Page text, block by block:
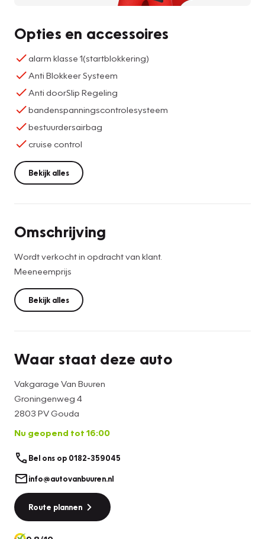
Opties en accessoires
alarm klasse 1(startblokkering)
Anti Blokkeer Systeem
Anti doorSlip Regeling
bandenspanningscontrolesysteem
bestuurdersairbag
cruise control
Bekijk alles
Omschrijving
Wordt verkocht in opdracht van klant.
Meeneemprijs
Bekijk alles
Waar staat deze auto
Vakgarage Van Buuren
Groningenweg 4
2803 PV Gouda
Nu geopend tot 16:00
Bel ons op 0182-359045
info@autovanbuuren.nl
Route plannen